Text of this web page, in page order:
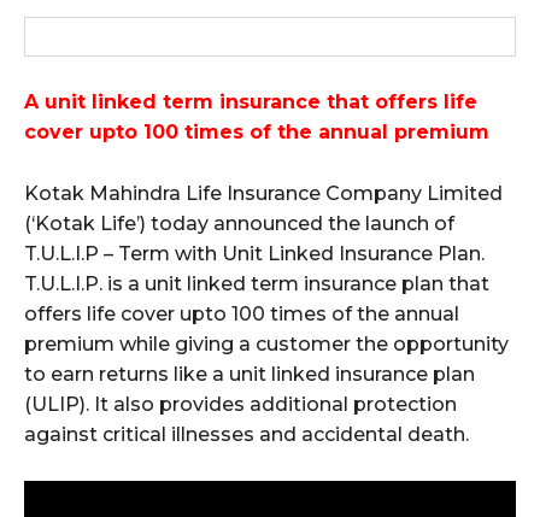
A unit linked term insurance that offers life
cover upto 100 times of the annual premium
Kotak Mahindra Life Insurance Company Limited
(‘Kotak Life’) today announced the launch of
T.U.L.I.P – Term with Unit Linked Insurance Plan.
T.U.L.I.P. is a unit linked term insurance plan that
offers life cover upto 100 times of the annual
premium while giving a customer the opportunity
to earn returns like a unit linked insurance plan
(ULIP). It also provides additional protection
against critical illnesses and accidental death.